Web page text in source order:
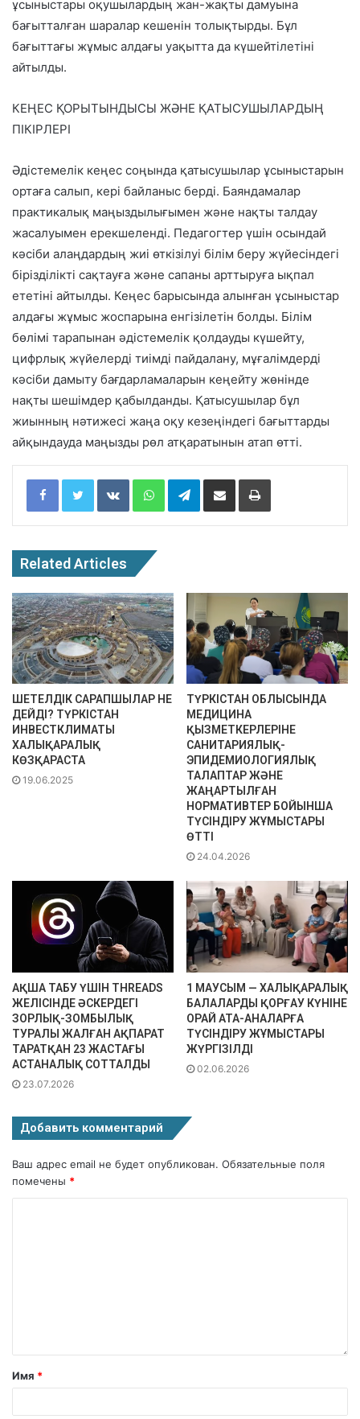
ұсыныстары оқушылардың жан-жақты дамуына
бағытталған шаралар кешенін толықтырды. Бұл
бағыттағы жұмыс алдағы уақытта да күшейтілетіні
айтылды.
КЕҢЕС ҚОРЫТЫНДЫСЫ ЖӘНЕ ҚАТЫСУШЫЛАРДЫҢ
ПІКІРЛЕРІ
Әдістемелік кеңес соңында қатысушылар ұсыныстарын
ортаға салып, кері байланыс берді. Баяндамалар
практикалық маңыздылығымен және нақты талдау
жасалуымен ерекшеленді. Педагогтер үшін осындай
кәсіби алаңдардың жиі өткізілуі білім беру жүйесіндегі
бірізділікті сақтауға және сапаны арттыруға ықпал
ететіні айтылды. Кеңес барысында алынған ұсыныстар
алдағы жұмыс жоспарына енгізілетін болды. Білім
бөлімі тарапынан әдістемелік қолдауды күшейту,
цифрлық жүйелерді тиімді пайдалану, мұғалімдерді
кәсіби дамыту бағдарламаларын кеңейту жөнінде
нақты шешімдер қабылданды. Қатысушылар бұл
жиынның нәтижесі жаңа оқу кезеңіндегі бағыттарды
айқындауда маңызды рөл атқаратынын атап өтті.
Facebook Twitter VKontakte WhatsApp Telegram
Related Articles
ШЕТЕЛДІК САРАПШЫЛАР НЕ
ДЕЙДІ? ТҮРКІСТАН
ИНВЕСТКЛИМАТЫ
ХАЛЫҚАРАЛЫҚ
КӨЗҚАРАСТА
19.06.2025
ТҮРКІСТАН ОБЛЫСЫНДА
МЕДИЦИНА
ҚЫЗМЕТКЕРЛЕРІНЕ
САНИТАРИЯЛЫҚ-
ЭПИДЕМИОЛОГИЯЛЫҚ
ТАЛАПТАР ЖӘНЕ
ЖАҢАРТЫЛҒАН
НОРМАТИВТЕР БОЙЫНША
ТҮСІНДІРУ ЖҰМЫСТАРЫ
ӨТТІ
24.04.2026
АҚША ТАБУ ҮШІН THREADS
ЖЕЛІСІНДЕ ӘСКЕРДЕГІ
ЗОРЛЫҚ-ЗОМБЫЛЫҚ
ТУРАЛЫ ЖАЛҒАН АҚПАРАТ
ТАРАТҚАН 23 ЖАСТАҒЫ
АСТАНАЛЫҚ СОТТАЛДЫ
23.07.2026
1 МАУСЫМ — ХАЛЫҚАРАЛЫҚ
БАЛАЛАРДЫ ҚОРҒАУ КҮНІНЕ
ОРАЙ АТА-АНАЛАРҒА
ТҮСІНДІРУ ЖҰМЫСТАРЫ
ЖҮРГІЗІЛДІ
02.06.2026
Добавить комментарий
Ваш адрес email не будет опубликован. Обязательные поля
помечены *
Имя *